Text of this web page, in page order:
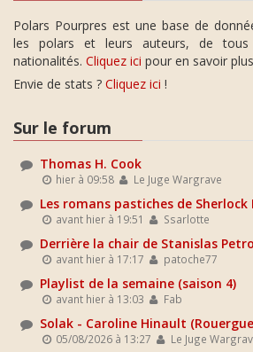
Polars Pourpres est une base de
les polars et leurs auteurs, de
nationalités. Cliquez ici pour en savoir
Envie de stats ? Cliquez ici !
Sur le forum
Thomas H. Cook
hier à 09:58 Le Juge Wargrave
Les romans pastiches de Sherlock
avant hier à 19:51 Ssarlotte
Derrière la chair de Stanislas
avant hier à 17:17 patoche77
Playlist de la semaine (saison 4)
avant hier à 13:03 Fab
Solak - Caroline Hinault
05/08/2026 à 13:27 Le Juge